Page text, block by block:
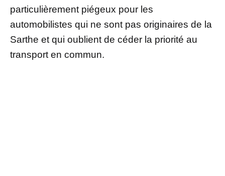
particulièrement piégeux pour les
automobilistes qui ne sont pas originaires de la
Sarthe et qui oublient de céder la priorité au
transport en commun.